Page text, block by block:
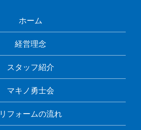
ホーム
経営理念
スタッフ紹介
マキノ勇士会
リフォームの流れ